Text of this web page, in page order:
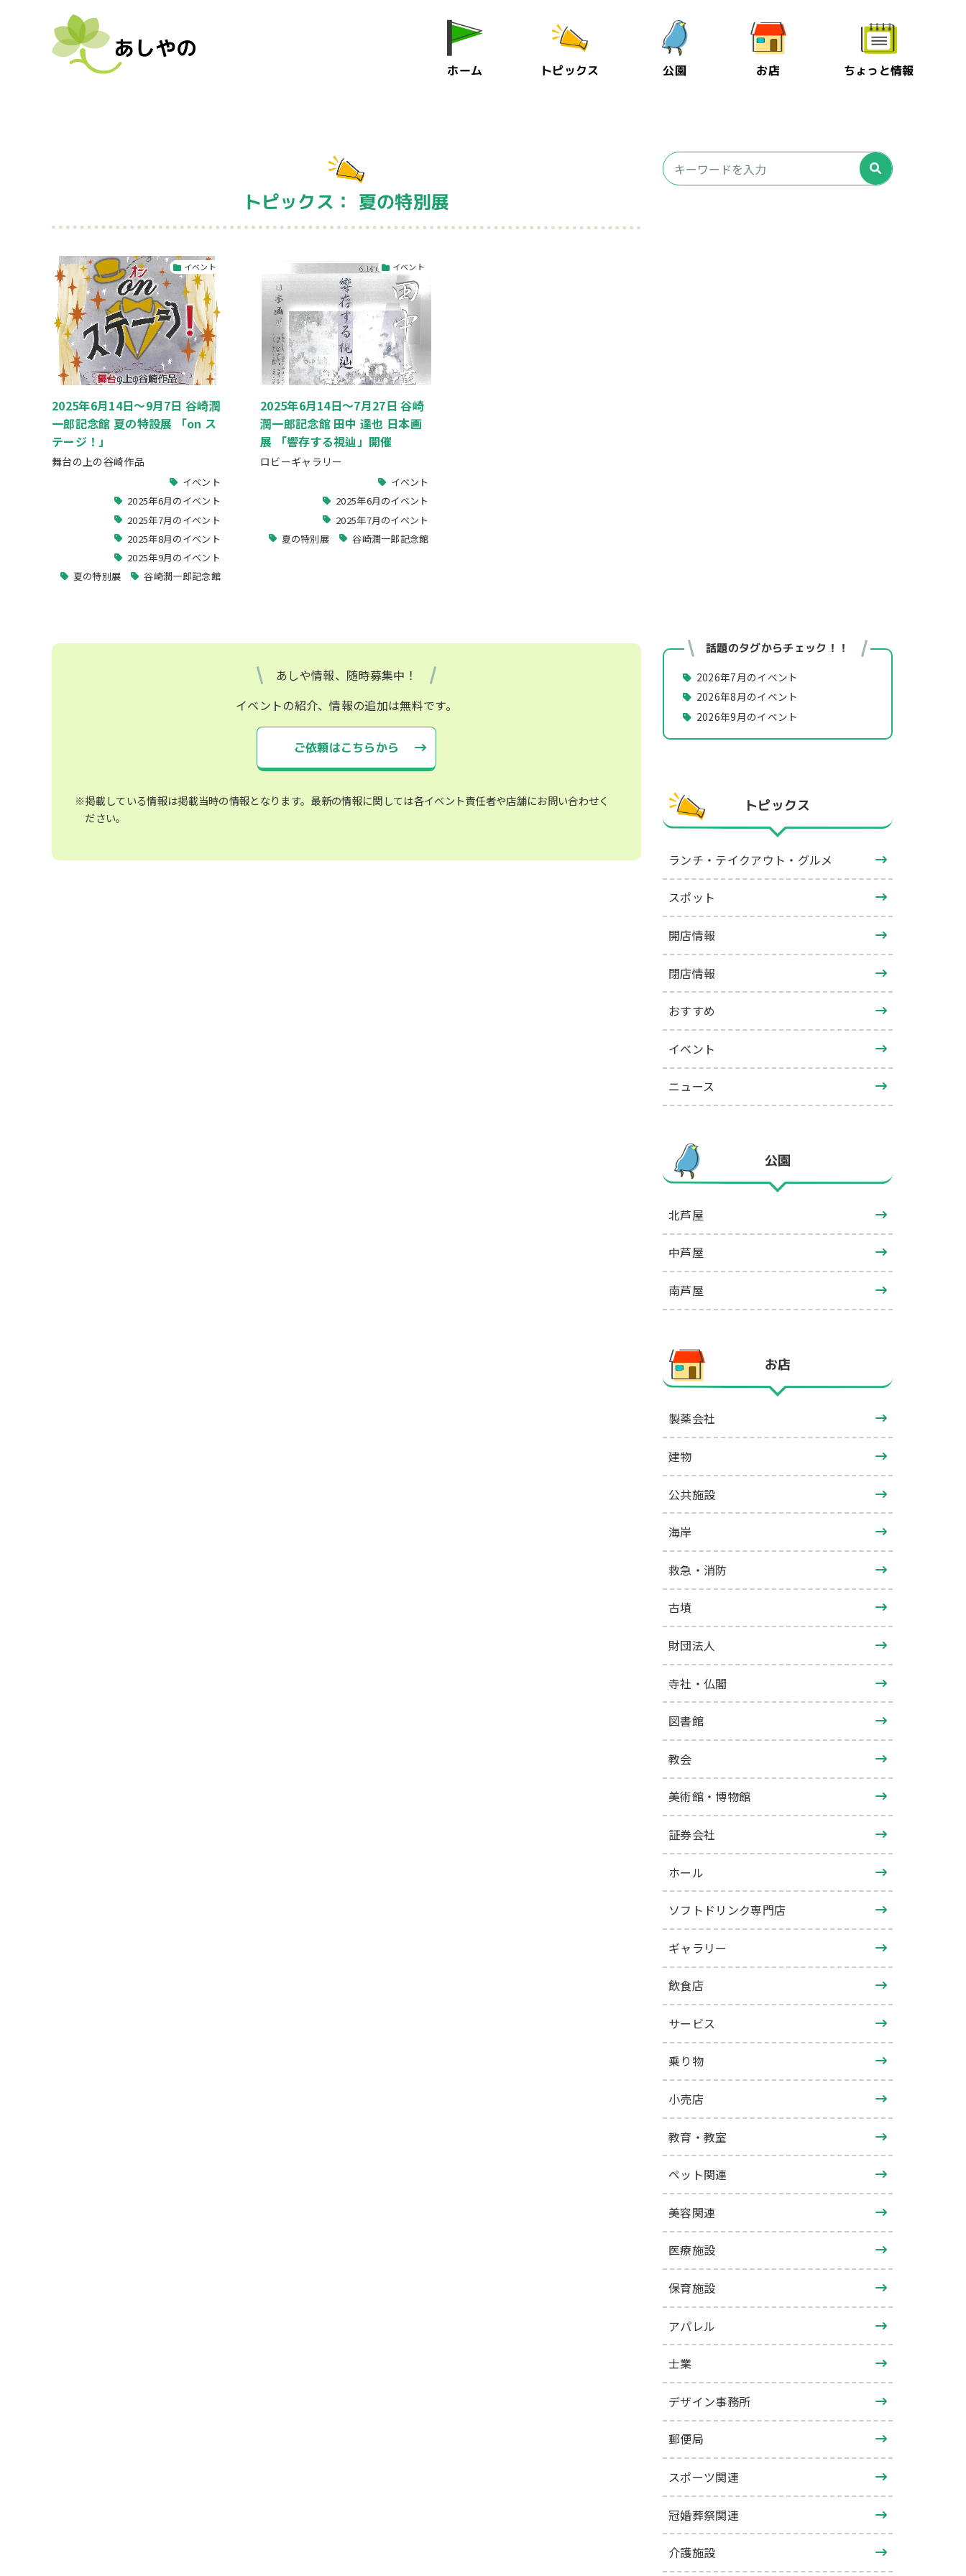
ホーム トピックス 公園 お店 ちょっと情報
トピックス： 夏の特別展
イベント
2025年6月14日～9月7日 谷崎潤
一郎記念館 夏の特設展 「on ス
テージ！」
舞台の上の谷崎作品
イベント
2025年6月のイベント
2025年7月のイベント
2025年8月のイベント
2025年9月のイベント
夏の特別展
谷崎潤一郎記念館
イベント
2025年6月14日～7月27日 谷崎
潤一郎記念館 田中 達也 日本画
展 「響存する視辿」開催
ロビーギャラリー
イベント
2025年6月のイベント
2025年7月のイベント
夏の特別展
谷崎潤一郎記念館
あしや情報、随時募集中！
イベントの紹介、情報の追加は無料です。
ご依頼はこちらから
※掲載している情報は掲載当時の情報となります。最新の情報に関しては各イベント責任者や店舗にお問い合わせく
ださい。
話題のタグからチェック！！
2026年7月のイベント
2026年8月のイベント
2026年9月のイベント
トピックス
ランチ・テイクアウト・グルメ
スポット
開店情報
閉店情報
おすすめ
イベント
ニュース
公園
北芦屋
中芦屋
南芦屋
お店
製薬会社
建物
公共施設
海岸
救急・消防
古墳
財団法人
寺社・仏閣
図書館
教会
美術館・博物館
証券会社
ホール
ソフトドリンク専門店
ギャラリー
飲食店
サービス
乗り物
小売店
教育・教室
ペット関連
美容関連
医療施設
保育施設
アパレル
士業
デザイン事務所
郵便局
スポーツ関連
冠婚葬祭関連
介護施設